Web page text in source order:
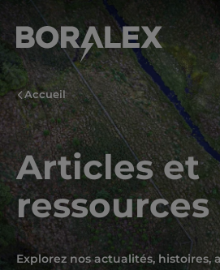
contenu
principal
Accueil
Articles et
ressources
Explorez nos actualités, histoires,